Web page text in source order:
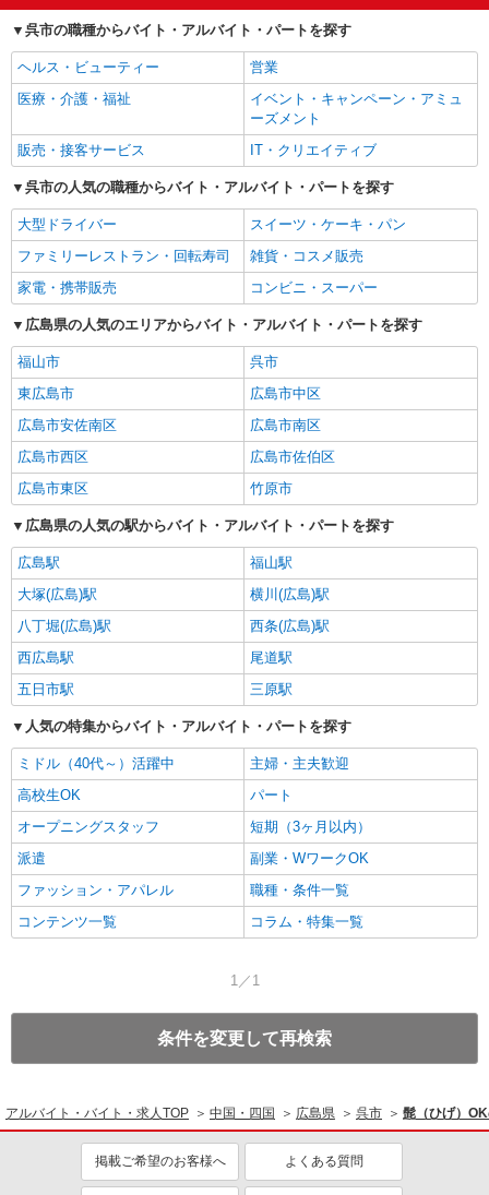
呉市の職種からバイト・アルバイト・パートを探す
ヘルス・ビューティー
営業
医療・介護・福祉
イベント・キャンペーン・アミュ
ーズメント
販売・接客サービス
IT・クリエイティブ
呉市の人気の職種からバイト・アルバイト・パートを探す
大型ドライバー
スイーツ・ケーキ・パン
ファミリーレストラン・回転寿司
雑貨・コスメ販売
家電・携帯販売
コンビニ・スーパー
広島県の人気のエリアからバイト・アルバイト・パートを探す
福山市
呉市
東広島市
広島市中区
広島市安佐南区
広島市南区
広島市西区
広島市佐伯区
広島市東区
竹原市
広島県の人気の駅からバイト・アルバイト・パートを探す
広島駅
福山駅
大塚(広島)駅
横川(広島)駅
八丁堀(広島)駅
西条(広島)駅
西広島駅
尾道駅
五日市駅
三原駅
人気の特集からバイト・アルバイト・パートを探す
ミドル（40代～）活躍中
主婦・主夫歓迎
高校生OK
パート
オープニングスタッフ
短期（3ヶ月以内）
派遣
副業・WワークOK
ファッション・アパレル
職種・条件一覧
コンテンツ一覧
コラム・特集一覧
1／1
条件を変更して再検索
アルバイト・バイト・求人TOP 中国・四国 広島県 呉市 髭（ひげ）
掲載ご希望のお客様へ よくある質問